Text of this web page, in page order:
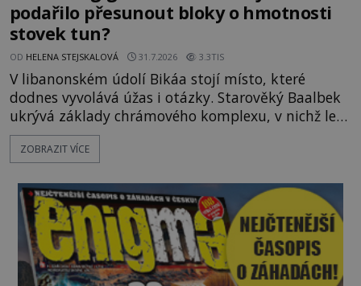
podařilo přesunout bloky o hmotnosti
stovek tun?
OD HELENA STEJSKALOVÁ 31.7.2026 3.3TIS
V libanonském údolí Bikáa stojí místo, které
dodnes vyvolává úžas i otázky. Starověký Baalbek
ukrývá základy chrámového komplexu, v nichž leží
kameny tak obrovské, že se zdá téměř nemožné je
přesunout. Některé bloky váží kolem tisíce tun,
kolosů dokonce odhadem až 1650 tun. Jak lidé bez
moderních strojů dokázali takové giganty vytesat,
dopravit a přesně u
ZOBRAZIT VÍCE